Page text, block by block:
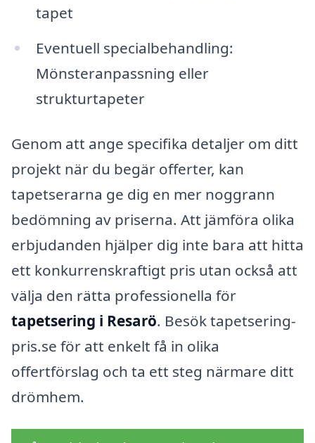
tapet
Eventuell specialbehandling:
Mönsteranpassning eller
strukturtapeter
Genom att ange specifika detaljer om ditt
projekt när du begär offerter, kan
tapetserarna ge dig en mer noggrann
bedömning av priserna. Att jämföra olika
erbjudanden hjälper dig inte bara att hitta
ett konkurrenskraftigt pris utan också att
välja den rätta professionella för
tapetsering i Resarö. Besök tapetsering-
pris.se för att enkelt få in olika
offertförslag och ta ett steg närmare ditt
drömhem.